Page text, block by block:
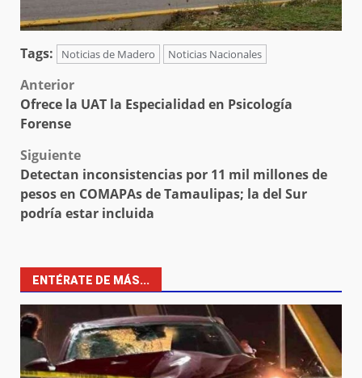
Tags: Noticias de Madero Noticias Nacionales
Post
navigation
Anterior
Ofrece la UAT la Especialidad en Psicología
Forense
Siguiente
Detectan inconsistencias por 11 mil millones de
pesos en COMAPAs de Tamaulipas; la del Sur
podría estar incluida
ENTÉRATE DE MÁS...